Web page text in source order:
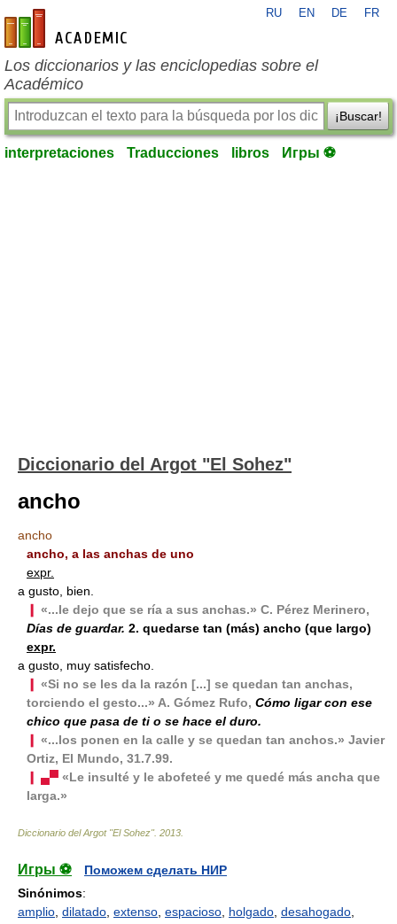
es-academic.com
RU EN DE FR
Los diccionarios y las enciclopedias sobre el
Académico
¡Buscar!
interpretaciones Traducciones libros Игры ⚽
Diccionario del Argot "El Sohez"
ancho
ancho
ancho, a las anchas de uno
expr.
a gusto, bien.
«...le dejo que se ría a sus anchas.» C. Pérez Merinero,
Días de guardar. 2. quedarse tan (más) ancho (que largo)
expr.
a gusto, muy satisfecho.
«Si no se les da la razón [...] se quedan tan anchas,
torciendo el gesto...» A. Gómez Rufo, Cómo ligar con ese
chico que pasa de ti o se hace el duro.
«...los ponen en la calle y se quedan tan anchos.» Javier
Ortiz, El Mundo, 31.7.99.
❙ ▄▀ «Le insulté y le abofeteé y me quedé más ancha que
larga.»
Diccionario del Argot "El Sohez". 2013
Игры ⚽
Поможем сделать НИР
Sinónimos:
amplio dilatado extenso espacioso holgado desahogado